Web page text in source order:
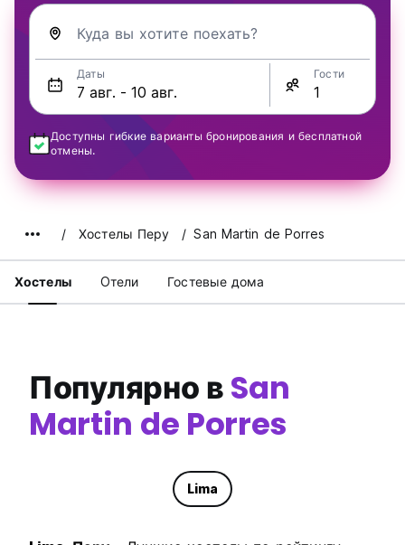
Куда вы хотите поехать?
Даты Гости
Доступны гибкие варианты бронирования и бесплатной
отмены.
Хостелы Перу San Martin de Porres
Хостелы Oтели Гостевые дома
Популярно вSan
Martin de Porres
Lima